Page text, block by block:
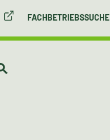
FACHBETRIEBSSUCHE